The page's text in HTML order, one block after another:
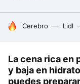
HOY SE HABLA DE
Cerebro Lidl
La cena rica en
y baja en
puedes